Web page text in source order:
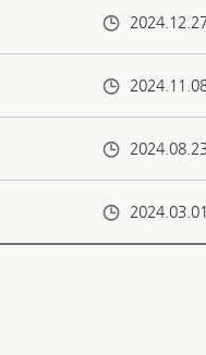
2024.03.01